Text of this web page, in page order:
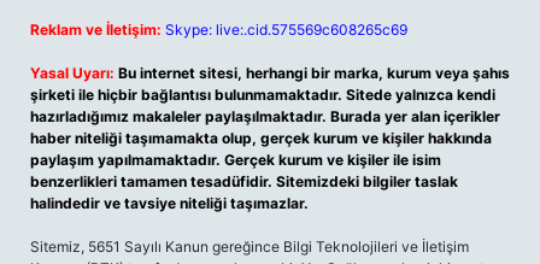
Reklam ve İletişim: Skype: live:.cid.575569c608265c69
Yasal Uyarı: Bu internet sitesi, herhangi bir marka, kurum veya şahıs
şirketi ile hiçbir bağlantısı bulunmamaktadır. Sitede yalnızca kendi
hazırladığımız makaleler paylaşılmaktadır. Burada yer alan içerikler
haber niteliği taşımamakta olup, gerçek kurum ve kişiler hakkında
paylaşım yapılmamaktadır. Gerçek kurum ve kişiler ile isim
benzerlikleri tamamen tesadüfidir. Sitemizdeki bilgiler taslak
halindedir ve tavsiye niteliği taşımazlar.
Sitemiz, 5651 Sayılı Kanun gereğince Bilgi Teknolojileri ve İletişim